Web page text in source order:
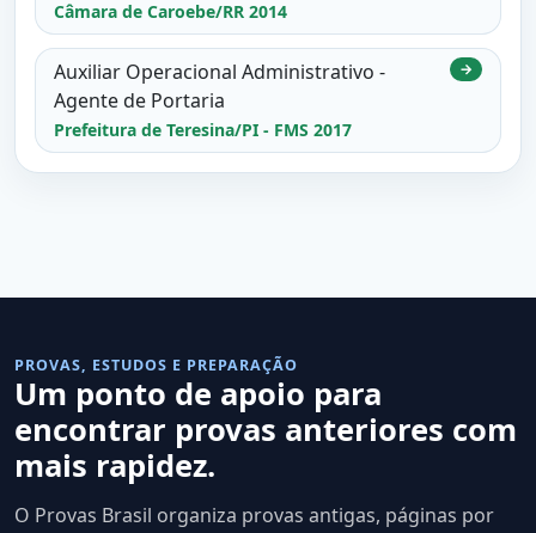
Câmara de Caroebe/RR 2014
Auxiliar Operacional Administrativo -
Agente de Portaria
Prefeitura de Teresina/PI - FMS 2017
→
PROVAS, ESTUDOS E PREPARAÇÃO
Um ponto de apoio para
encontrar provas anteriores com
mais rapidez.
O Provas Brasil organiza provas antigas, páginas por